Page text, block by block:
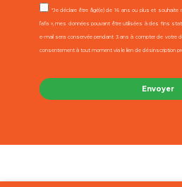
"Je déclare être âgé(e) de 16 ans ou plus et
l’afa », mes données pouvant être utilisées à des fins
e-mail sera conservée pendant 3 ans à compter de votre
consentement à tout moment via le lien de désinscription